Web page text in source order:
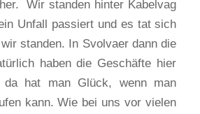
Wir standen hinter Kabelvag
Unfall passiert und es tat sich
standen. In Svolvaer dann die
haben die Geschäfte hier
hat man Glück, wenn man
kann. Wie bei uns vor vielen